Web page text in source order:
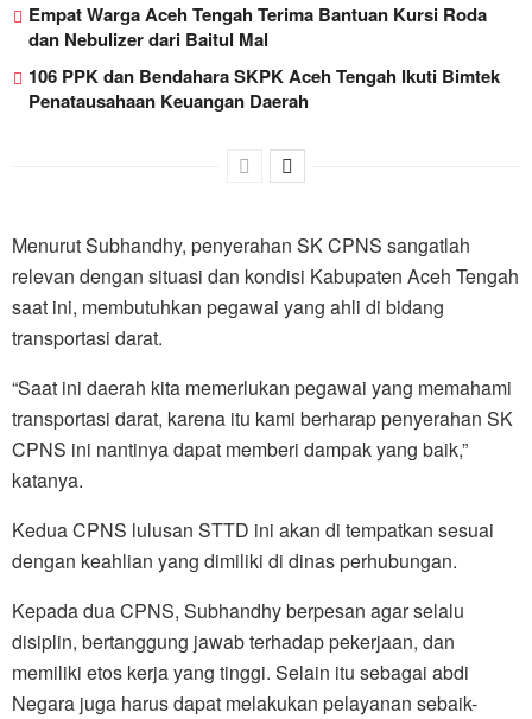
Empat Warga Aceh Tengah Terima Bantuan Kursi Roda
dan Nebulizer dari Baitul Mal
106 PPK dan Bendahara SKPK Aceh Tengah Ikuti Bimtek
Penatausahaan Keuangan Daerah
Menurut Subhandhy, penyerahan SK CPNS sangatlah
relevan dengan situasi dan kondisi Kabupaten Aceh Tengah
saat ini, membutuhkan pegawai yang ahli di bidang
transportasi darat.
“Saat ini daerah kita memerlukan pegawai yang memahami
transportasi darat, karena itu kami berharap penyerahan SK
CPNS ini nantinya dapat memberi dampak yang baik,”
katanya.
Kedua CPNS lulusan STTD ini akan di tempatkan sesuai
dengan keahlian yang dimiliki di dinas perhubungan.
Kepada dua CPNS, Subhandhy berpesan agar selalu
disiplin, bertanggung jawab terhadap pekerjaan, dan
memiliki etos kerja yang tinggi. Selain itu sebagai abdi
Negara juga harus dapat melakukan pelayanan sebaik-